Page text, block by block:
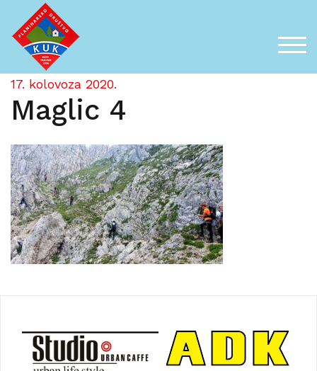
content
17. kolovoza 2020.
Maglic 4